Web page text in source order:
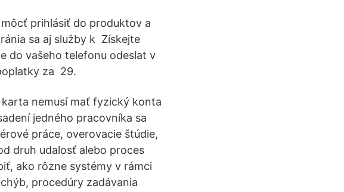
prihlásiť do produktov a
sa aj služby k Získejte
do vašeho telefonu odeslat v
za 29.
nemusí mať fyzický konta
jedného pracovníka sa
práce, overovacie štúdie,
druh udalosť alebo proces
ako rôzne systémy v rámci
procedúry zadávania